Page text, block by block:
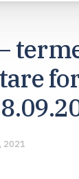
2021